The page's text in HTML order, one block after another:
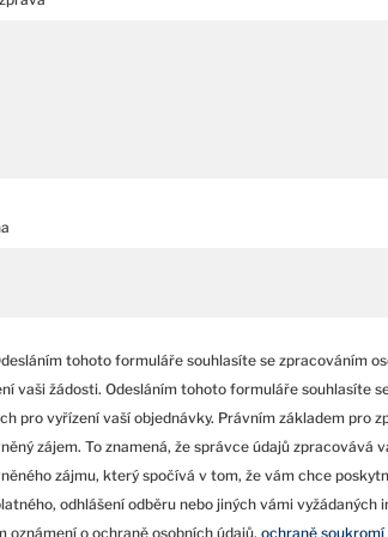
tohoto formuláře souhlasíte se zpracováním
vaši žádosti. Odesláním tohoto formuláře souhlasíte
pro vyřízení vaší objednávky. Právním základem pro
zájem. To znamená, že správce údajů zpracovává
zájmu, který spočívá v tom, že vám chce
odhlášení odběru nebo jiných vámi
oznámení o ochraně osobních údajů. ochraně soukromí